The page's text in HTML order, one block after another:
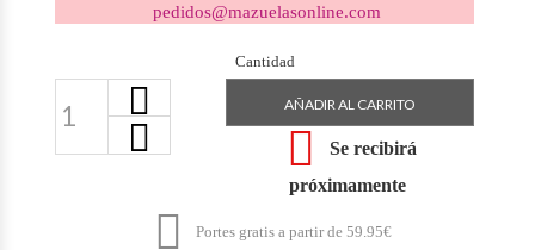
pedidos@mazuelasonline.com
Cantidad
AÑADIR AL CARRITO

Se recibirá
próximamente
 Portes gratis a partir de 59.95€